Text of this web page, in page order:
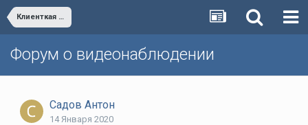
Клиенткая часть на Linux Mint 19.3
Форум о видеонаблюдении
Садов Антон
14 Января 2020